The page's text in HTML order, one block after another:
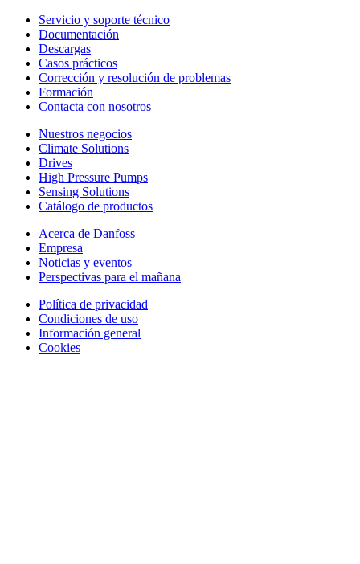
Servicio y soporte técnico
Documentación
Descargas
Casos prácticos
Corrección y resolución de problemas
Formación
Contacta con nosotros
Nuestros negocios
Climate Solutions
Drives
High Pressure Pumps
Sensing Solutions
Catálogo de productos
Acerca de Danfoss
Empresa
Noticias y eventos
Perspectivas para el mañana
Política de privacidad
Condiciones de uso
Información general
Cookies